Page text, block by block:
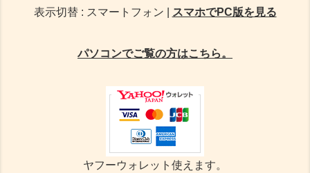
表示切替 : スマートフォン | スマホでPC版を見る
パソコンでご覧の方はこちら。
ヤフーウォレット使えます。